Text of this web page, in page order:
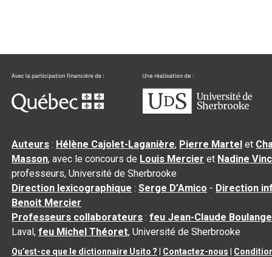
Auteurs : Hélène Cajolet-Laganière, Pierre Martel et
Masson, avec le concours de Louis Mercier et Nadine
professeurs, Université de Sherbrooke
Direction lexicographique :Serge D’Amico - Direction
Benoit Mercier
Professeurs collaborateurs :feu Jean-Claude
Laval,feu Michel Théoret, Université de Sherbrooke
Qu’est-ce que le dictionnaire Usito ? Contactez-nous